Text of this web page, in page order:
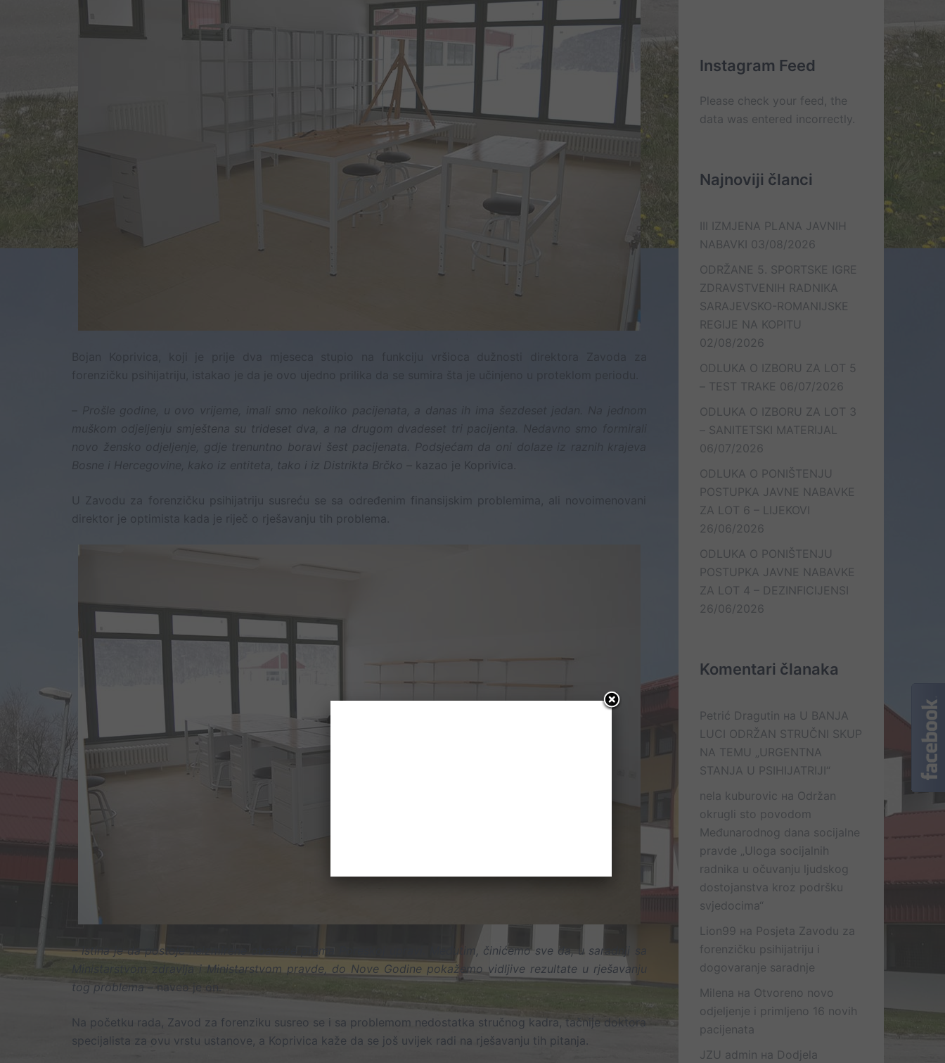
forenzičku psihijatriju, istakao je da je ovo ujedno prilika da se sumira šta je učinjeno u proteklom periodu.
Prošle godine, u ovo vrijeme, imali smo nekoliko pacijenata, a danas ih ima šezdeset jedan. Na jednom
muškom odjeljenju smještena su trideset dva, a na drugom dvadeset tri pacijenta. Nedavno smo formirali
novo žensko odjeljenje, gdje trenuntno boravi šest pacijenata. Podsjećam da oni dolaze iz raznih krajeva
Bosne i Hercegovine, kako iz entiteta, tako i iz Distrikta Brčko – kazao je Koprivica.
U Zavodu za forenzičku psihijatriju susreću se sa određenim finansijskim problemima, ali novoimenovani
direktor je optimista kada je riječ o rješavanju tih problema.
– Istina je da postoje neizmirene obaveze prema Poreskoj upravi. Međutim, činićemo sve da, u saradnji sa
Ministarstvom zdravlja i Ministarstvom pravde, do Nove Godine pokažemo vidljive rezultate u rješavanju
tog problema –naveo je on.
Na početku rada, Zavod za forenziku susreo se i sa problemom nedostatka stručnog kadra, tačnije doktora
specijalista za ovu vrstu ustanove, a Koprivica kaže da se još uvijek radi na rješavanju tih pitanja.
Instagram Feed
Please check your feed, the
data was entered incorrectly.
Najnoviji članci
III IZMJENA PLANA JAVNIH
NABAVKI 03/08/2026
ODRŽANE 5. SPORTSKE IGRE
ZDRAVSTVENIH RADNIKA
SARAJEVSKO-ROMANIJSKE
REGIJE NA KOPITU
02/08/2026
ODLUKA O IZBORU ZA LOT 5
– TEST TRAKE 06/07/2026
ODLUKA O IZBORU ZA LOT 3
– SANITETSKI MATERIJAL
06/07/2026
ODLUKA O PONIŠTENJU
POSTUPKA JAVNE NABAVKE
ZA LOT 6 – LIJEKOVI
26/06/2026
ODLUKA O PONIŠTENJU
POSTUPKA JAVNE NABAVKE
ZA LOT 4 – DEZINFICIJENSI
26/06/2026
Komentari članaka
Petrić Dragutin на U BANJA
LUCI ODRŽAN STRUČNI SKUP
NA TEMU „URGENTNA
STANJA U PSIHIJATRIJI“
nela kuburovic на Održan
okrugli sto povodom
Međunarodnog dana socijalne
pravde „Uloga socijalnih
radnika u očuvanju ljudskog
dostojanstva kroz podršku
svjedocima“
Lion99 на Posjeta Zavodu za
forenzičku psihijatriju i
dogovaranje saradnje
Milena на Otvoreno novo
odjeljenje i primljeno 16 novih
pacijenata
JZU admin на Dodjela